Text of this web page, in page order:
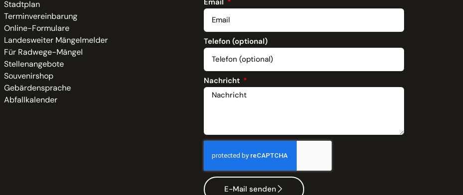
Stadtplan
Terminvereinbarung
Online-Formulare
Landesweiter Mängelmelder
Für Radwege-Mängel
Stellenangebote
Souvenirshop
Gebärdensprache
Abfallkalender
Telefon (optional)
Nachricht
E-Mail senden